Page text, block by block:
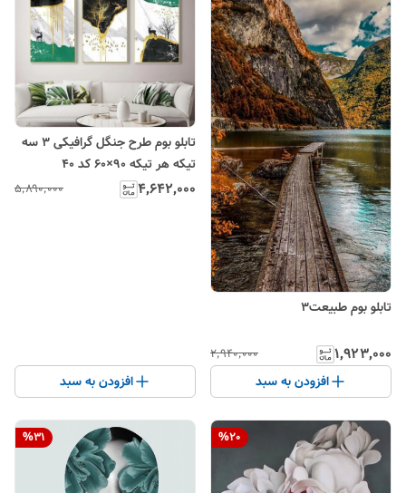
تابلو بوم طبیعت۳
۱٬۹۲۳٬۰۰۰ ۲٬۹۴۰٬۰۰۰
افزودن به سبد
تابلو بوم طرح جنگل گرافیکی ۳ سه
تیکه هر تیکه ۹۰×۶۰ کد ۴۰
۴٬۶۴۲٬۰۰۰ ۵٬۸۹۰٬۰۰۰
افزودن به سبد
%20
%31